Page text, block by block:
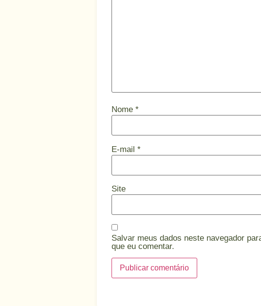
Nome *
E-mail *
Site
Salvar meus dados neste navegador
que eu comentar.